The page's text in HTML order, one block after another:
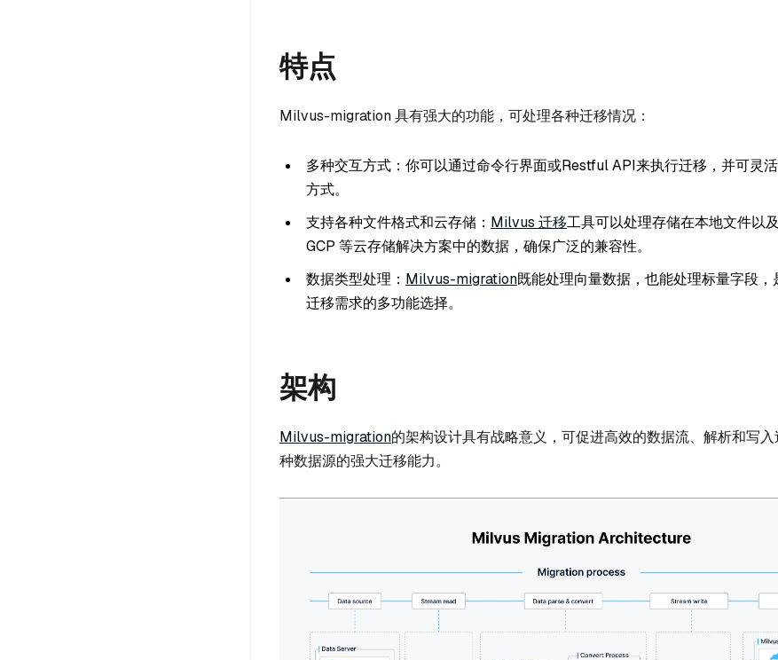
特点
Milvus-migration 具有强大的功能，可处理各种迁移情况：
多种交互方式：你可以通过命令行界面或Restful API来执行迁移，并可灵
方式。
支持各种文件格式和云存储： Milvus 迁移工具可以处理存储在本地文件以
GCP 等云存储解决方案中的数据，确保广泛的兼容性。
数据类型处理： Milvus-migration既能处理向量数据，也能处理标量字段
迁移需求的多功能选择。
架构
Milvus-migration的架构设计具有战略意义，可促进高效的数据流、解析和写
种数据源的强大迁移能力。